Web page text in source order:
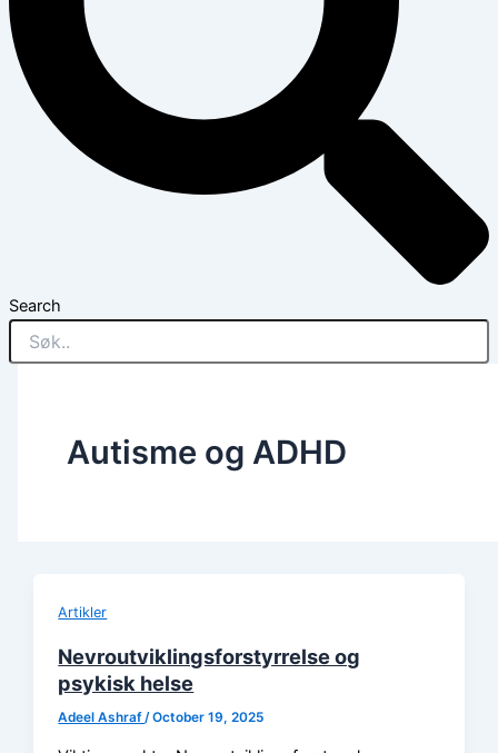
Search
Autisme og ADHD
Artikler
Nevroutviklingsforstyrrelse og
psykisk helse
Adeel Ashraf /October 19, 2025